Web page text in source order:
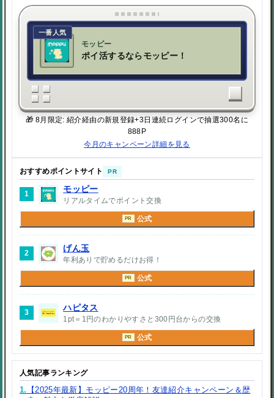
一番人気
モッピー
ポイ活するならモッピー！
🎁 8月限定: 紹介経由の新規登録+3日連続ログインで抽選300名に
888P
今月のキャンペーン詳細を見る
おすすめポイントサイト PR
1
モッピー
リアルタイムでポイント交換
PR 公式
2
げん玉
年利ありで貯めるだけお得！
PR 公式
3
ハピタス
1pt＝1円のわかりやすさと300円台からの交換
PR 公式
人気記事ランキング
1.
【2025年最新】モッピー20周年！友達紹介キャンペーン＆歴